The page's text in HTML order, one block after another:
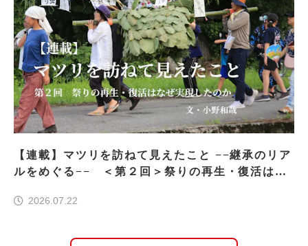
【連載】マツリを訪ねて見えたこと −−継承のリア
ルをめぐる−− ＜第２回＞祭りの再生・復活はな
2026.07.22